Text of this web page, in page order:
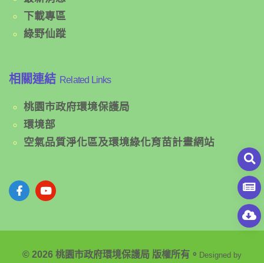
下載專區
綠野仙蹤
相關連結 Related Links
桃園市政府環境保護局
環境部
空氣品質淨化區及環境綠化育苗計畫網站
© 2026 桃園市政府環境保護局 版權所有。 Designed by